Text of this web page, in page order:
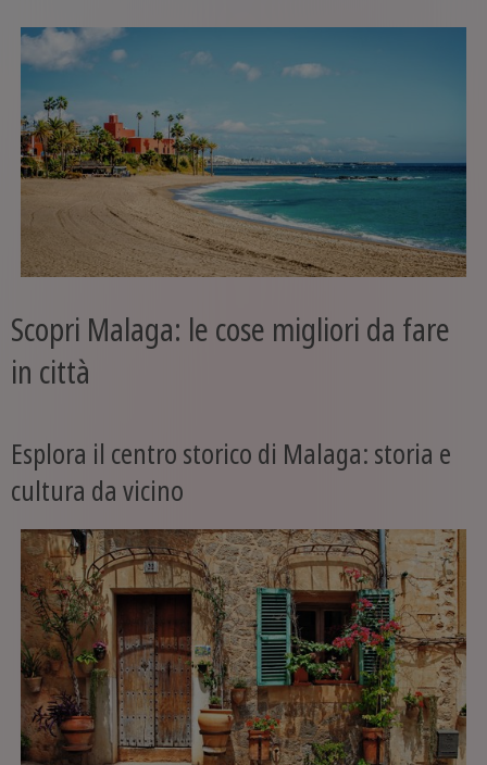
Scopri Malaga: le cose migliori da fare
in città
Esplora il centro storico di Malaga: storia e
cultura da vicino